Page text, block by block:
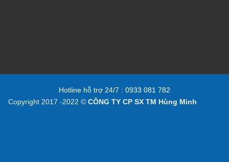
Hotline hỗ trợ 24/7 : 0933 081 782
Copyright 2017 -2022 © CÔNG TY CP SX TM Hùng Minh